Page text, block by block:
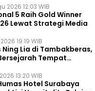
2026 12:03 WIB
5 Raih Gold Winner
Lewat Strategi Media
19:19 WIB
Ning Lia di Tambakberas,
Tempat
13:20 WIB
Hotel Surabaya